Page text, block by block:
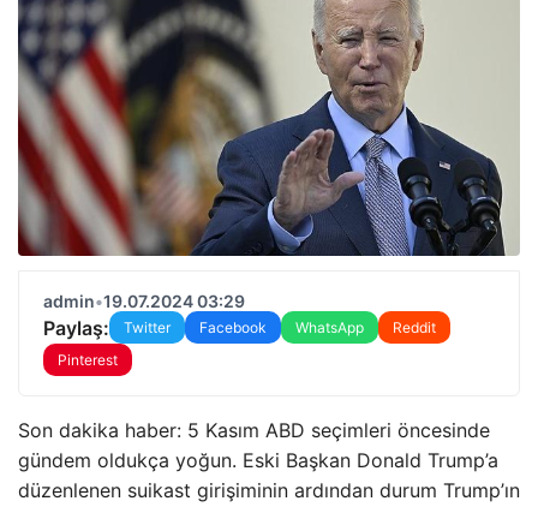
admin•19.07.2024 03:29
Paylaş: Twitter Facebook WhatsApp
Reddit
Pinterest
Son dakika haber: 5 Kasım ABD seçimleri öncesinde
gündem oldukça yoğun. Eski Başkan Donald Trump’a
düzenlenen suikast girişiminin ardından durum Trump’ın